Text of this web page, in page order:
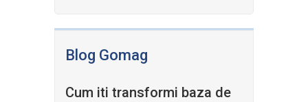
Blog Gomag
Cum iti transformi baza de